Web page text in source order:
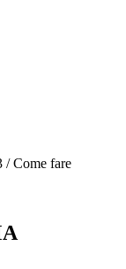
/ Come fare